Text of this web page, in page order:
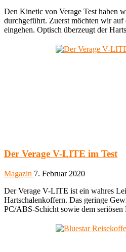
Den Kinetic von Verage Test haben
durchgeführt. Zuerst möchten wir
eingehen. Optisch überzeugt der
Der Verage V-LITE im Test
Magazin 7. Februar 2020
Der Verage V-LITE ist ein wahres
Hartschalenkoffern. Das geringe
PC/ABS-Schicht sowie dem